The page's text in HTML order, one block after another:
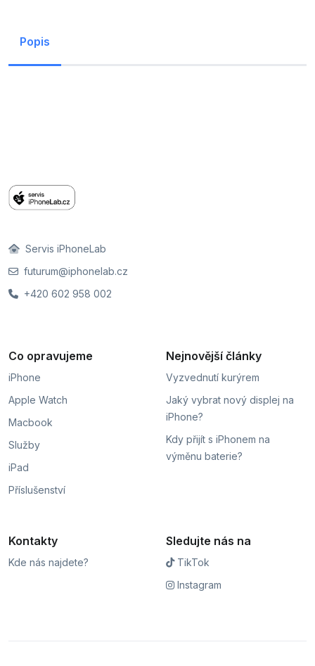
Popis
Servis iPhoneLab
futurum@iphonelab.cz
+420 602 958 002
Co opravujeme
iPhone
Apple Watch
Macbook
Služby
iPad
Příslušenství
Nejnovější články
Vyzvednutí kurýrem
Jaký vybrat nový displej na
iPhone?
Kdy přijít s iPhonem na
výměnu baterie?
Kontakty
Kde nás najdete?
Sledujte nás na
TikTok
Instagram